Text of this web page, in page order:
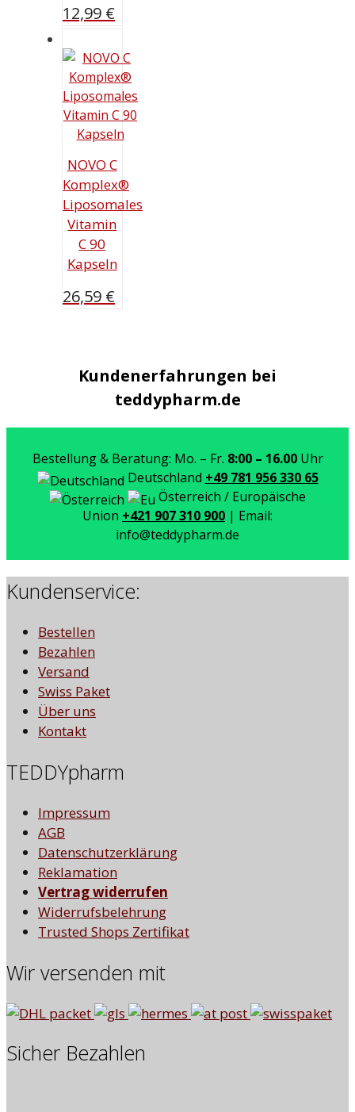
12,99 €
NOVO C
Komplex®
Liposomales
Vitamin
C 90
Kapseln
26,59 €
Kundenerfahrungen bei
teddypharm.de
Bestellung & Beratung: Mo. – Fr. 8:00 – 16.00Uhr
Deutschland +49 781 956 330 65
Österreich / Europäische
Union +421 907 310 900 | Email:
info@teddypharm.de
Kundenservice:
Bestellen
Bezahlen
Versand
Swiss Paket
Über uns
Kontakt
TEDDYpharm
Impressum
AGB
Datenschutzerklärung
Reklamation
Vertrag widerrufen
Widerrufsbelehrung
Trusted Shops Zertifikat
Wir versenden mit
Sicher Bezahlen